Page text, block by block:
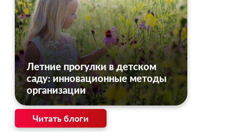
Летние прогулки в детском
саду: инновационные методы
организации
Читать блоги